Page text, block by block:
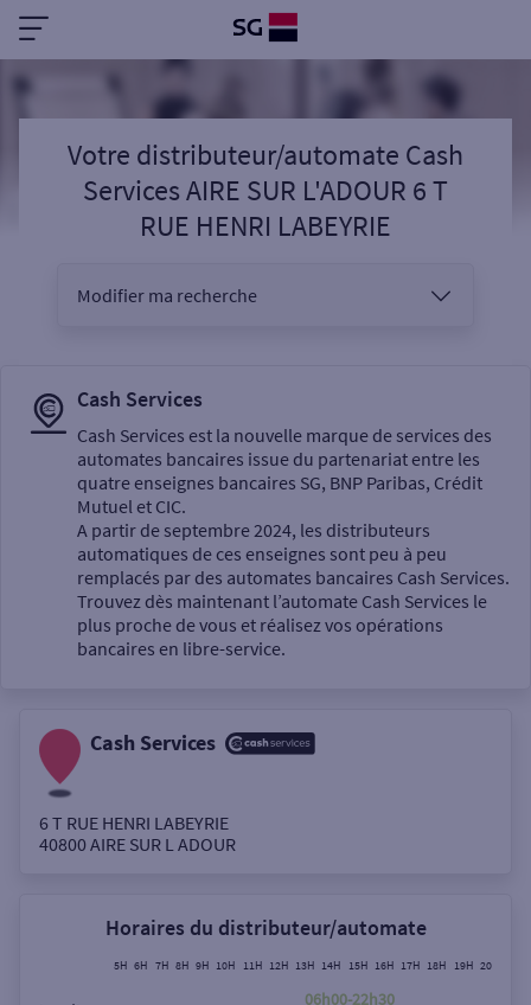
Votre distributeur/automate Cash
Services AIRE SUR L'ADOUR 6 T
RUE HENRI LABEYRIE
Modifier ma recherche
Sélectionnez votre recherche
Un service
Autour de moi
Rue
Cash Services
Cash Services est la nouvelle marque de services des
automates bancaires issue du partenariat entre les
quatre enseignes bancaires SG, BNP Paribas, Crédit
Mutuel et CIC.
A partir de septembre 2024, les distributeurs
automatiques de ces enseignes sont peu à peu
remplacés par des automates bancaires Cash Services.
Trouvez dès maintenant l’automate Cash Services le
plus proche de vous et réalisez vos opérations
bancaires en libre-service.
Cash Services
6 T RUE HENRI LABEYRIE
40800AIRE SUR L ADOUR
Horaires du distributeur/automate
5H 6H 7H 8H 9H 10H 11H 12H 13H 14H 15H 16H 17H 18H 19H 20H
06h00-22h30